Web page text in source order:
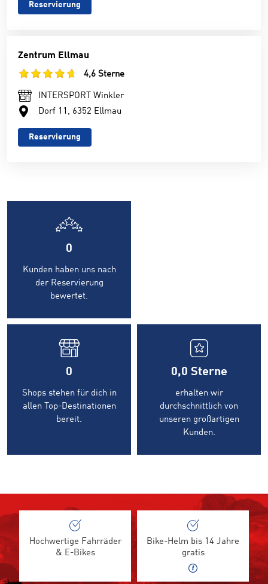
Reservierung
Zentrum Ellmau
4,6 Sterne
INTERSPORT Winkler
Dorf 11, 6352 Ellmau
Reservierung
0
Kunden haben uns nach
der Reservierung
bewertet.
0
Shops stehen für dich in
allen Top-Destinationen
bereit.
0,0 Sterne
erhalten wir
durchschnittlich von
unseren großartigen
Kunden.
Hochwertige Fahrräder
& E-Bikes
Bike-Helm bis 14 Jahre
gratis